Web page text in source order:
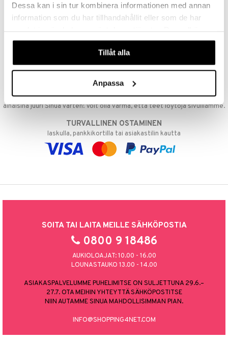
Dessa kan i sin tur kombinera informationen med annan
information som du har tillhandahållit eller som de har
våra cookies vid fortsatt användande av vår webbplats.
Tillåt alla
Anpassa
ILMAINEN TOIMITUS YLI 50 €
NOPEAT TOIMITUKSET
päivänä
EDULLISET HINNAT
Ostamalla suuria eriä tuotteita varastoomme voimme pitää hinnat
alhaisina juuri Sinua varten! Voit olla varma, että teet löytöjä sivuillamme.
TURVALLINEN OSTAMINEN
laskulla, pankkikortilla tai asiakastilin kautta
SOITA TAI LAITA MEILLE SÄHKÖPOSTIA
0800 9 18486
AUKIOLOAJAT: 10.00 - 16.00
LOUNASTAUKO 13.00 - 14.00
ASIAKASPALVELUMME PUHELIMITSE ON SULJETTUNA 29.6.–
27.7. OTA MEIHIN YHTEYTTÄ SÄHKÖPOSTITSE
NIIN AUTAMME SINUA MAHDOLLISIMMAN PIAN.
INFO@SHOPPING4NET.COM